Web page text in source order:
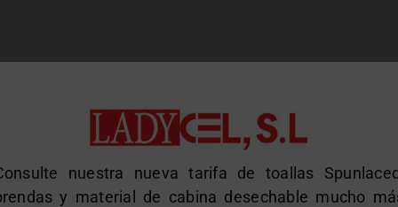
nuestra nueva tarifa de toallas
y material de cabina desechable mucho